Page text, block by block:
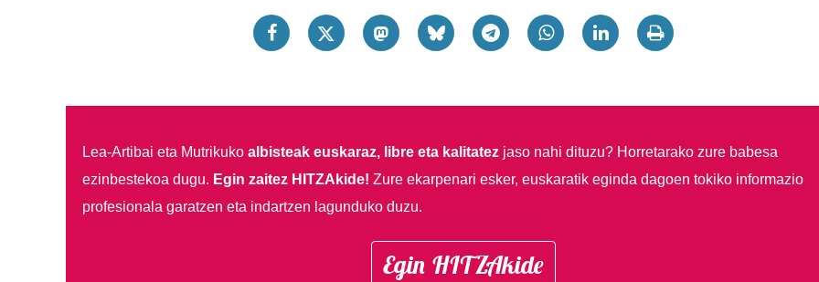
Lea-Artibai eta Mutrikuko albisteak euskaraz, libre eta kalitatezjaso nahi dituzu? Horretarako zure babesa
ezinbestekoa dugu. Egin zaitez HITZAkide! Zure ekarpenari esker, euskaratik eginda dagoen tokiko informazio
profesionala garatzen eta indartzen lagunduko duzu.
Egin HITZAkide